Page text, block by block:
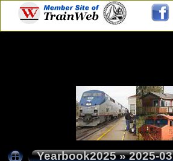
Yearbook2025»2025-03